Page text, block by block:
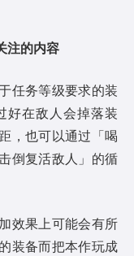
注的内容
任务等级要求的装
好在敌人会掉落装
，也可以通过「喝
倒复活敌人」的循
效果上可能会有所
装备而把本作玩成